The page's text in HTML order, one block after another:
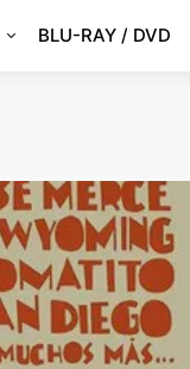
BLU-RAY / DVD